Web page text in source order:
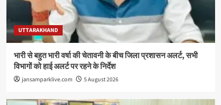
UTTARAKHAND
भारी से बहुत भारी वर्षा की चेतावनी के बीच जिला प्रशासन अलर्ट, सभी
विभागों को हाई अलर्ट पर रहने के निर्देश
jansamparklive.com 5 August 2026